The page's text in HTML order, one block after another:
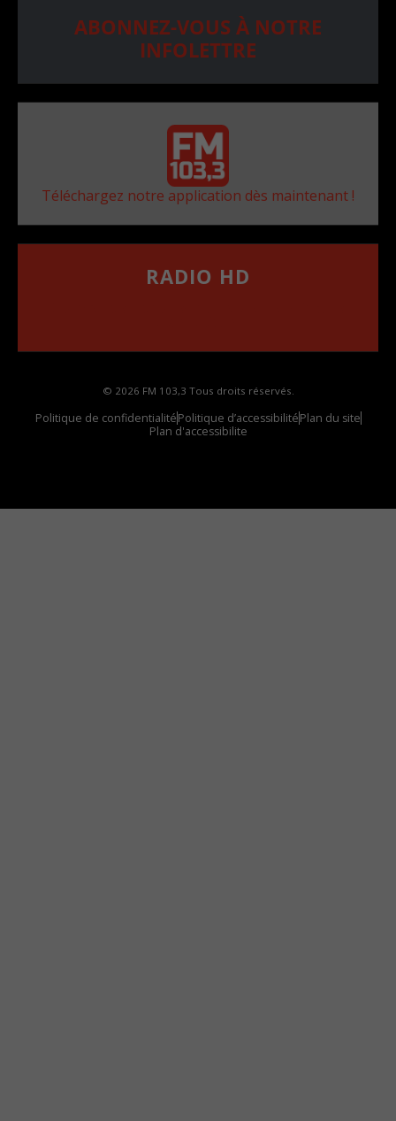
ABONNEZ-VOUS À NOTRE
INFOLETTRE
Téléchargez notre application dès maintenant !
RADIO HD
© 2026 FM 103,3 Tous droits réservés.
Politique de confidentialitéPolitique d’accessibilitéPlan du site
Plan d'accessibilite